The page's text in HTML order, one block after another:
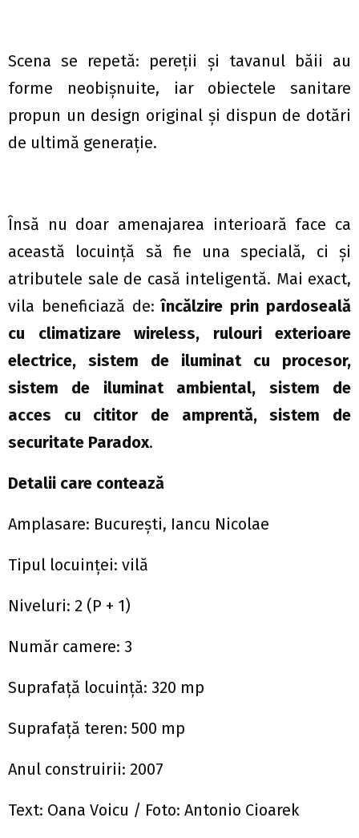
Scena se repetă: pereții și tavanul băii au
forme neobișnuite, iar obiectele sanitare
propun un design original şi dispun de dotări
de ultimă generație.
Însă nu doar amenajarea interioară face ca
această locuință să fie una specială, ci și
atributele sale de casă inteligentă. Mai exact,
vila beneficiază de: încălzire prin pardoseală
cu climatizare wireless, rulouri exterioare
electrice, sistem de iluminat cu procesor,
sistem de iluminat ambiental, sistem de
acces cu cititor de amprentă, sistem de
securitate Paradox.
Detalii care contează
Amplasare: București, Iancu Nicolae
Tipul locuinței: vilă
Niveluri: 2 (P + 1)
Număr camere: 3
Suprafață locuință: 320 mp
Suprafață teren: 500 mp
Anul construirii: 2007
Text: Oana Voicu / Foto: Antonio Cioarek